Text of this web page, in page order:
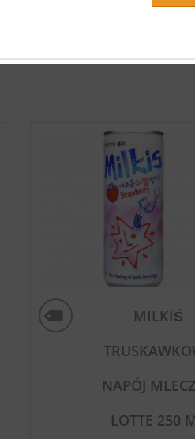
MILKIŚ
NAPÓJ
LOTTE 250